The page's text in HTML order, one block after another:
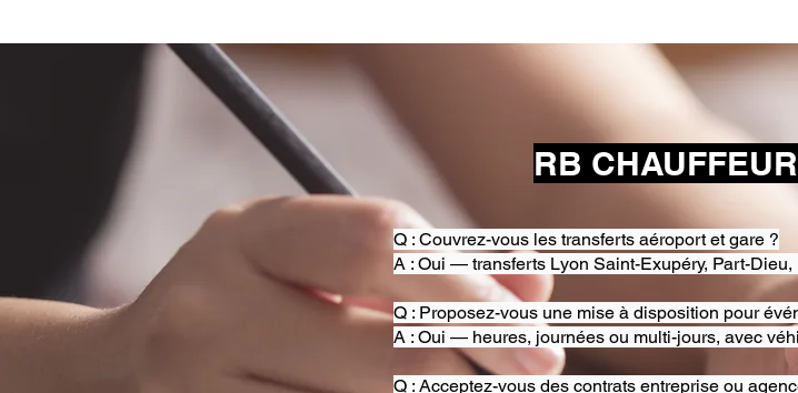
RB
Q : Couvrez-vous les transferts aéroport et gare ?
A : Oui — transferts Lyon Saint-Exupéry, Part-
Q : Proposez-vous une mise à disposition pour
A : Oui — heures, journées ou multi-jours, avec
Q : Acceptez-vous des contrats entreprise ou